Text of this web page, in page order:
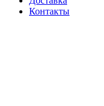
Контакты